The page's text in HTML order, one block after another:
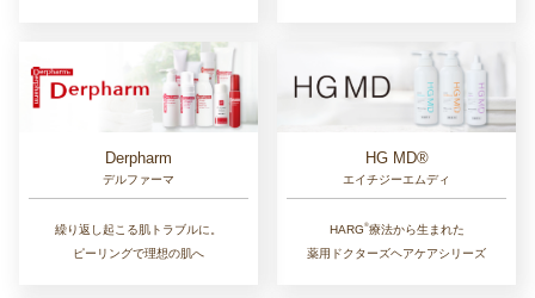
Derpharm
デルファーマ
繰り返し起こる肌トラブルに。
ピーリングで理想の肌へ
HG MD®
エイチジーエムディ
HARG®︎療法から生まれた
薬用ドクターズヘアケアシリーズ